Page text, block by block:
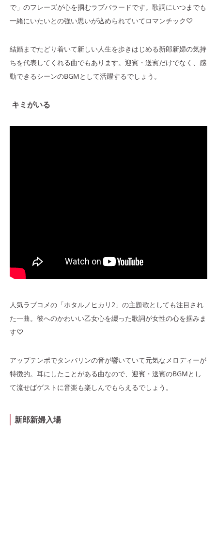
で」のフレーズが心を掴むラブバラードです。歌詞にいつまでも
一緒にいたいとの強い思いが込められていてロマンチック♡
結婚までたどり着いて新しい人生を歩きはじめる新郎新婦の気持
ちを代表してくれる曲でもあります。迎賓・送賓だけでなく、感
動できるシーンのBGMとして活躍するでしょう。
キミがいる
人気ラブコメの「ホタルノヒカリ2」の主題歌としても注目され
た一曲。彼へのかわいい乙女心を綴った歌詞が女性の心を掴みま
す♡
アップテンポでタンバリンの音が響いていて元気なメロディーが
特徴的。耳にしたことがある曲なので、迎賓・送賓のBGMとし
て流せばゲストに音楽も楽しんでもらえるでしょう。
新郎新婦入場